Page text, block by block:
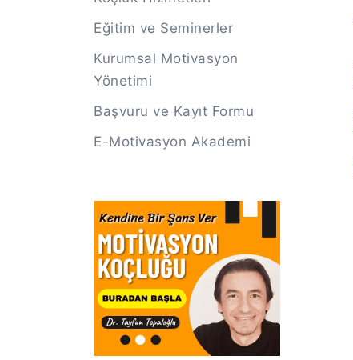
Eğitim ve Seminerler
Kurumsal Motivasyon
Yönetimi
Başvuru ve Kayıt Formu
E-Motivasyon Akademi